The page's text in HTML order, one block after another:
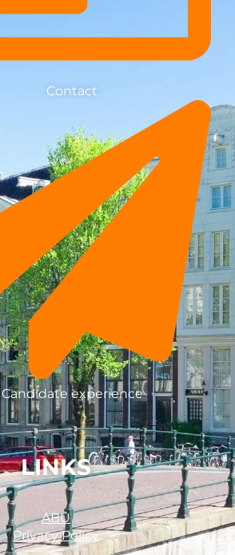
Contact
Candidate experience
LINKS
ABU
Privacy Policy